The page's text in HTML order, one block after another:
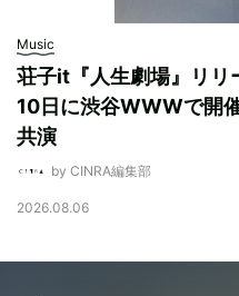
Music
荘子it『人生劇場』リリ
10日に渋谷WWWで開
共演
by CINRA編集部
2026.08.06